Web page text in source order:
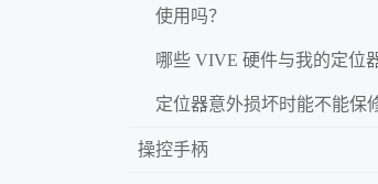
使用吗？
哪些 VIVE 硬件与我的定位
定位器意外损坏时能不能保
操控手柄